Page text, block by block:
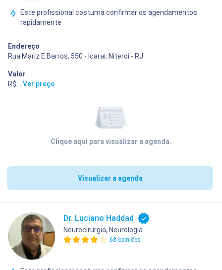
Este profissional costuma confirmar os agendamentos
rapidamente
Endereço
Rua Mariz E Barros, 550 - Icarai, Niteroi - RJ
Valor
R$ 240,00
Ver preço
Clique aqui para visualizar a agenda.
Visualizar a agenda
Dr. Luciano Haddad
Neurocirurgia, Neurologia
68 opiniões